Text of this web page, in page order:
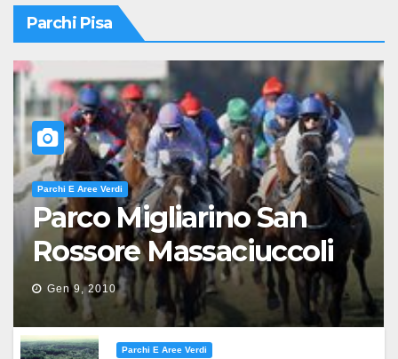
Parchi Pisa
Parchi E Aree Verdi
Parco Migliarino San
Rossore Massaciuccoli
Gen 9, 2010
Parchi E Aree Verdi